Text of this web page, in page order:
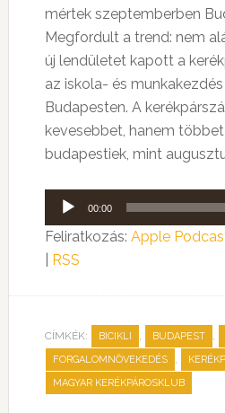
mértek szeptemberben
Megfordult a trend: nem
új lendületet kapott a
az iskola- és
Budapesten. A
kevesebbet, hanem
budapestiek, mint
Audió
lejátszó
00:00
Feliratkozás: Apple
RSS
CÍMKÉK: BICIKLI , BUDAPEST ,
FORGALOMNÖVEKEDÉS ,
MAGYAR KERÉKPÁROSKLUB